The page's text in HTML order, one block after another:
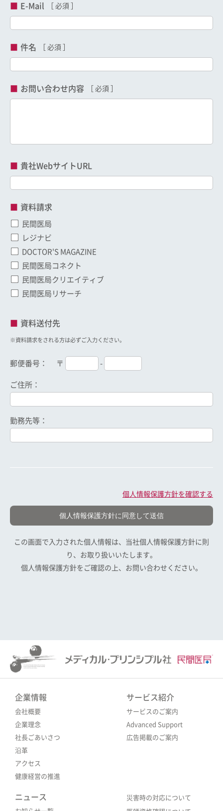
E-Mail
件名
お問い合わせ内容
貴社WebサイトURL
資料請求
民間医局
レジナビ
DOCTOR'S MAGAZINE
民間医局コネクト
民間医局クリエイティブ
民間医局リサーチ
資料送付先
※資料請求をされる方は必ずご入力ください。
郵便番号： 〒 -
ご住所：
勤務先等：
個人情報保護方針を確認する
この画面で入力された個人情報は、当社個人情報保護方針に則
り、お取り扱いいたします。
個人情報保護方針をご確認の上、お問い合わせください。
企業情報
会社概要
企業理念
社長ごあいさつ
沿革
アクセス
健康経営の推進
サービス紹介
サービスのご案内
Advanced Support
広告掲載のご案内
ニュース 災害時の対応について